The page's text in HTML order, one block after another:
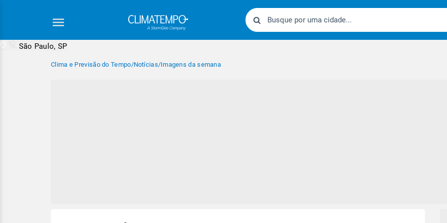
São Paulo, SP
Clima e Previsão do Tempo/Notícias/Imagens da semana